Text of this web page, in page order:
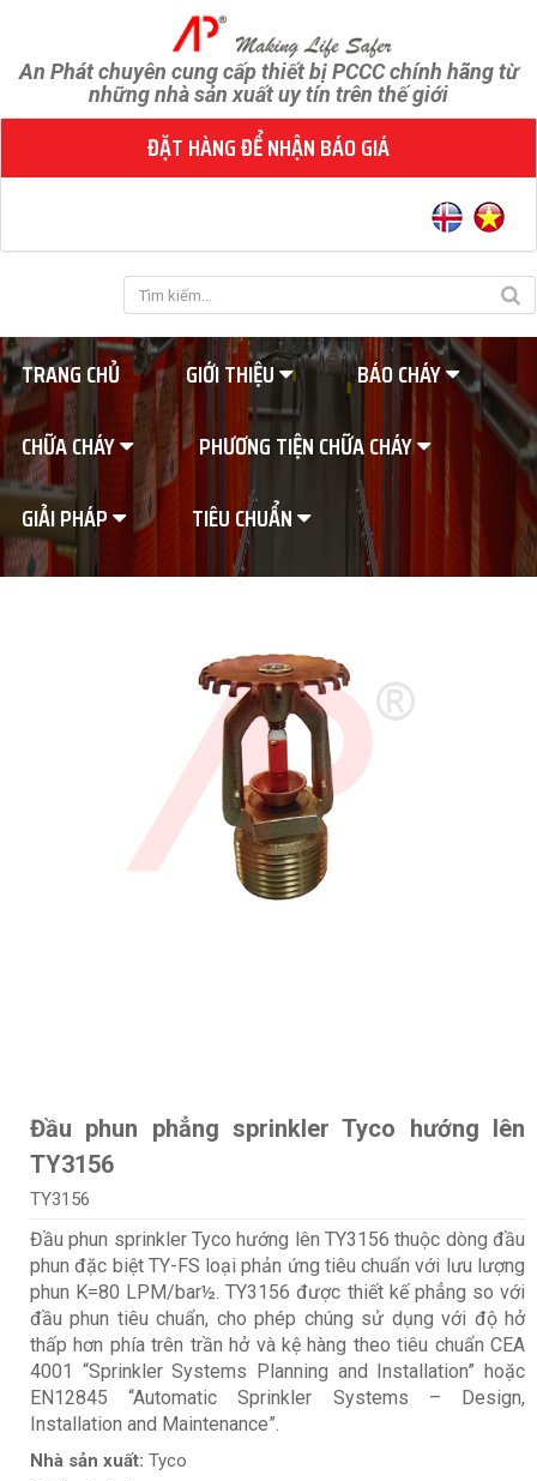
An Phát chuyên cung cấp thiết bị PCCC chính hãng từ
những nhà sản xuất uy tín trên thế giới
ĐẶT HÀNG ĐỂ NHẬN BÁO GIÁ
TRANG CHỦ GIỚI THIỆU
BÁO CHÁY
CHỮA CHÁY
PHƯƠNG TIỆN CHỮA CHÁY
GIẢI PHÁP
TIÊU CHUẨN
Đầu phun phẳng sprinkler Tyco hướng lên
TY3156
TY3156
Đầu phun sprinkler Tyco hướng lên TY3156 thuộc dòng đầu
phun đặc biệt TY-FS loại phản ứng tiêu chuẩn với lưu lượng
phun K=80 LPM/bar½. TY3156 được thiết kế phẳng so với
đầu phun tiêu chuẩn, cho phép chúng sử dụng với độ hở
thấp hơn phía trên trần hở và kệ hàng theo tiêu chuẩn CEA
4001 “Sprinkler Systems Planning and Installation” hoặc
EN12845 “Automatic Sprinkler Systems – Design,
Installation and Maintenance”.
Nhà sản xuất: Tyco